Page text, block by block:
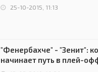
25-10-2015, 11:13
"Фенербахче" - "Зенит":
начинает путь в плей-